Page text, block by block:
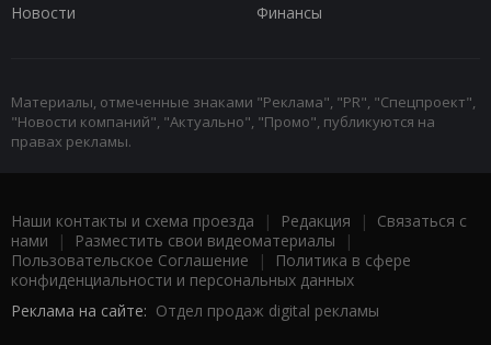
Новости
Финансы
Материалы, отмеченные знаками "Реклама", "PR", "Спецпроект",
"Новости компаний", "Актуально", "Промо", публикуются на
правах рекламы.
Наши контакты и схема проезда | Редакция | Связаться с
нами | Разместить свои видеоматериалы |
Пользовательское Соглашение |
Политика в сфере
конфиденциальности и персональных данных
Реклама на сайте: Отдел продаж digital рекламы